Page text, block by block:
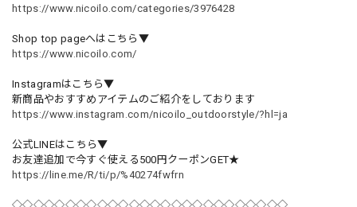
https://www.nicoilo.com/categories/3976428
Shop top pageへはこちら▼
https://www.nicoilo.com/
Instagramはこちら▼
新商品やおすすめアイテムのご紹介をしております
https://www.instagram.com/nicoilo_outdoorstyle/?hl=ja
公式LINEはこちら▼
お友達追加で今すぐ使える500円クーポンGET★
https://line.me/R/ti/p/%40274fwfrn